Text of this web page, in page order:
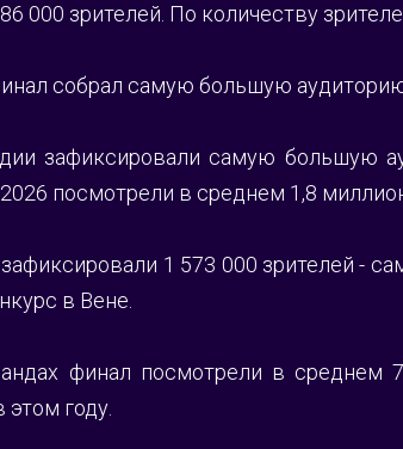
000 зрителей. По количеству
собрал самую большую
зафиксировали самую большую
посмотрели в среднем 1,8
1 573 000 зрителей -
в Вене.
финал посмотрели в среднем
этом году.